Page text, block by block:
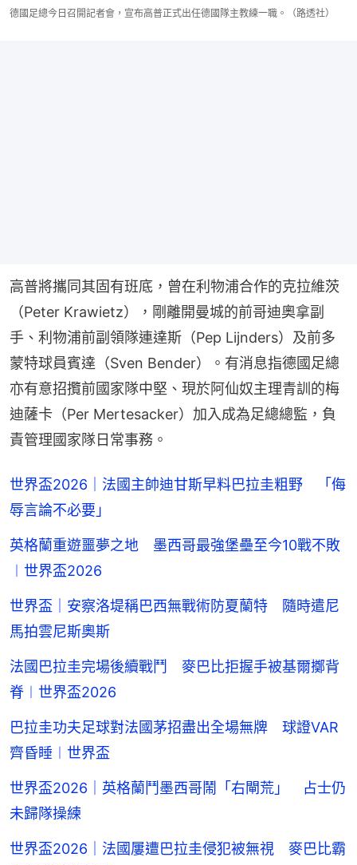
德國足總今日召開記者會，宣布高普正式出任德國隊主教練一職。（路透社）
高普將攜同其固有班底，曾在利物浦合作的克拉維茨
（Peter Krawietz），剛離開曼城的前哥迪奧拿副
手、利物浦前副領隊連達斯（Pep Lijnders）及前多
蒙特球員賓達（Sven Bender）。有消息指德國足總
亦有意招攬前國家隊中堅、現於阿仙奴主理青訓的梅
迪薩卡（Per Mertesacker）加入成為足總總監，負
責管理國家隊日常事務。
世界盃2026｜法國主帥迪甘斯早料巴拉圭粗野 「侮
辱言論不必要」
英格蘭重遊噩夢之地 墨西哥最強堡壘至今10戰不敗
︱世界盃2026
世界盃｜安察洛堤稱巴西無戰術防夏蘭特 隨時遣尼
馬拍雲尼斯奧斯
法國巴拉圭完場後續戰鬥 麥巴比拒握手被基爾擲背
脊︱世界盃2026
巴拉圭功夫足球對法國茅招盡出全場無牌 球證VAR
齊昏睡︱世界盃
世界盃2026｜英格蘭鬥墨西哥鬧「右閘荒」 占士仍
未歸隊操練
世界盃2026｜法國屢遭巴拉圭侵犯被無視 麥巴比霸